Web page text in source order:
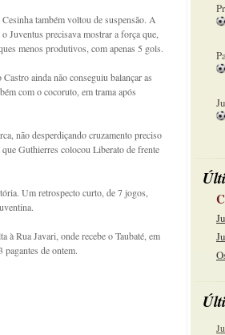
também voltou de suspensão. A
Juventus precisava mostrar a força que,
menos produtivos, com apenas 5 gols.
ainda não conseguiu balançar as
com o cocoruto, em trama após
não desperdiçando cruzamento preciso
Guthierres colocou Liberato de frente
Um retrospecto curto, de 7 jogos,
Rua Javari, onde recebe o Taubaté, em
de ontem.